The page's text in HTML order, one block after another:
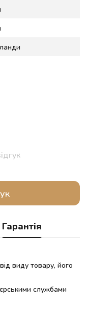
Гарантія
виду товару, його
службами